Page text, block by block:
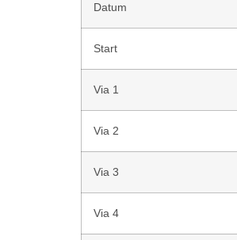
Datum
Start
Via 1
Via 2
Via 3
Via 4